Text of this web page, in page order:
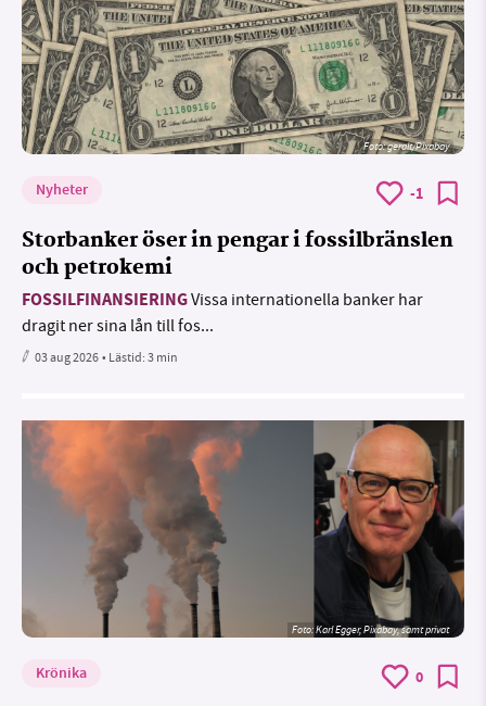
Foto:geralt/Pixabay
Nyheter -1
Storbanker öser in pengar i fossilbränslen
och petrokemi
FOSSILFINANSIERINGVissa internationella banker har
dragit ner sina lån till fos...
03 aug 2026• Lästid:3 min
Foto:Karl Egger, Pixabay, samt privat
Krönika 0